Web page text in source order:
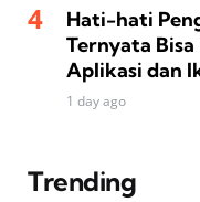
Hati-hati
Ternyata
Aplikasi dan
1 day ago
Trending